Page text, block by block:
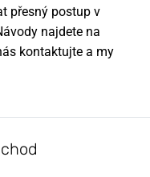
přesný postup v
najdete na
kontaktujte a my